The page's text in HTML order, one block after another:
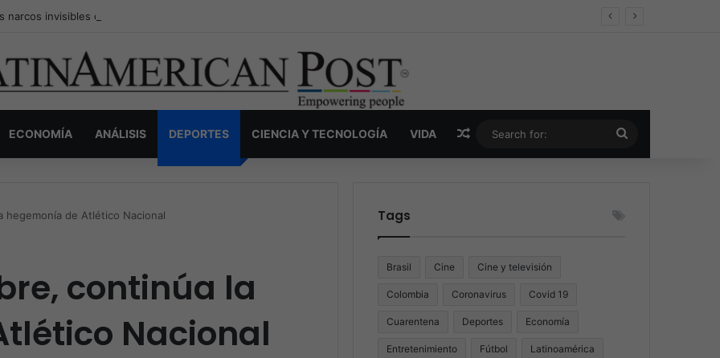
narcos invisibles de Colombia: la guerra secreta por la verdad, el poder y la nueva economía de la droga
ECONOMÍA ANÁLISIS DEPORTES CIENCIA Y TECNOLOGÍA VIDA Random Article
for:
hegemonía de Atlético Nacional
continúa la
Nacional
Tags
Brasil Cine Cine y televisión
Colombia Coronavirus Covid 19
Cuarentena Deportes Economía
Entretenimiento Fútbol Latinoamérica